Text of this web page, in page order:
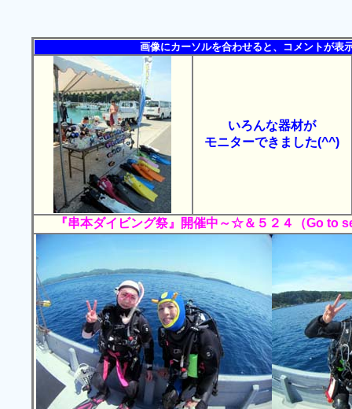
画像にカーソルを合わせると、コメントが表
いろんな器材が
モニターできました(^^)
『串本ダイビング祭』開催中～☆＆５２４（Go to